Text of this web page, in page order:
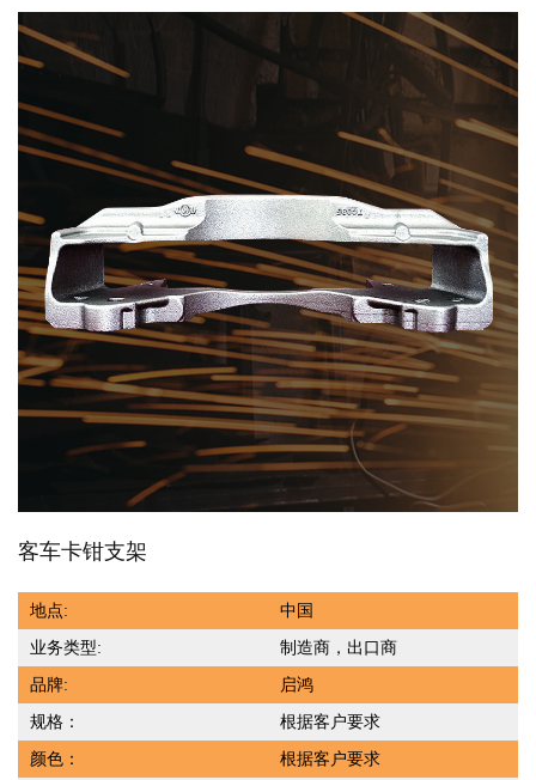
客车卡钳支架
地点: 中国
业务类型: 制造商，出口商
品牌: 启鸿
规格： 根据客户要求
颜色： 根据客户要求